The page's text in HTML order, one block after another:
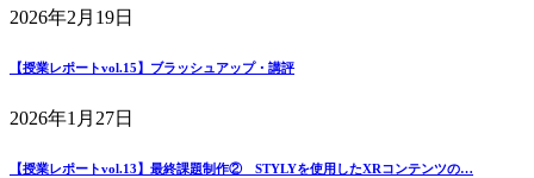
2026年2月19日
【授業レポートvol.15】ブラッシュアップ・講評
2026年1月27日
【授業レポートvol.13】最終課題制作② STYLYを使用したXRコンテンツの…